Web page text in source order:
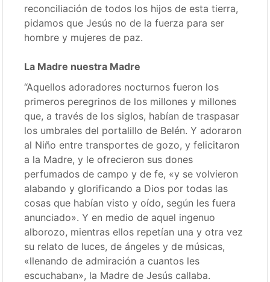
reconciliación de todos los hijos de esta tierra,
pidamos que Jesús no de la fuerza para ser
hombre y mujeres de paz.
La Madre nuestra Madre
“Aquellos adoradores nocturnos fueron los
primeros peregrinos de los millones y millones
que, a través de los siglos, habían de traspasar
los umbrales del portalillo de Belén. Y adoraron
al Niño entre transportes de gozo, y felicitaron
a la Madre, y le ofrecieron sus dones
perfumados de campo y de fe, «y se volvieron
alabando y glorificando a Dios por todas las
cosas que habían visto y oído, según les fuera
anunciado». Y en medio de aquel ingenuo
alborozo, mientras ellos repetían una y otra vez
su relato de luces, de ángeles y de músicas,
«llenando de admiración a cuantos les
escuchaban», la Madre de Jesús callaba.